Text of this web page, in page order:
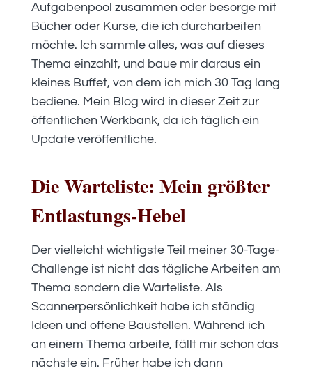
Aufgabenpool zusammen oder besorge mit
Bücher oder Kurse, die ich durcharbeiten
möchte. Ich sammle alles, was auf dieses
Thema einzahlt, und baue mir daraus ein
kleines Buffet, von dem ich mich 30 Tag lang
bediene. Mein Blog wird in dieser Zeit zur
öffentlichen Werkbank, da ich täglich ein
Update veröffentliche.
Die Warteliste: Mein größter
Entlastungs-Hebel
Der vielleicht wichtigste Teil meiner 30-Tage-
Challenge ist nicht das tägliche Arbeiten am
Thema sondern die Warteliste. Als
Scannerpersönlichkeit habe ich ständig
Ideen und offene Baustellen. Während ich
an einem Thema arbeite, fällt mir schon das
nächste ein. Früher habe ich dann